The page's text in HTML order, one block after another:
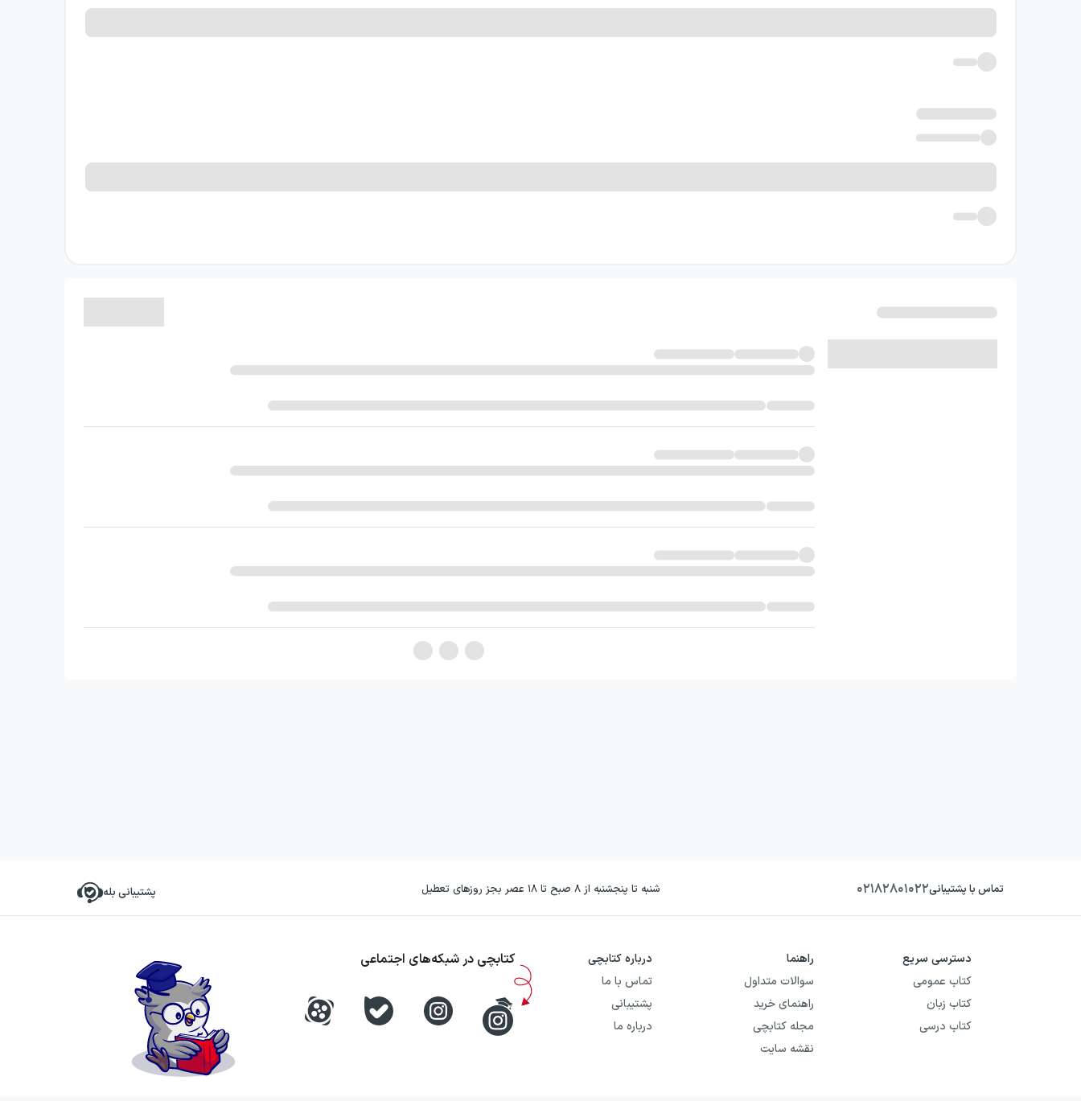
تماس با پشتیبانی۰۲۱۸۲۸۰۱۰۲۲ شنبه تا پنجشنبه از ۸ صبح تا ۱۸ عصر بجز روزهای تعطیل پشتیبانی بله
دسترسی سریع
کتاب عمومی
کتاب زبان
کتاب درسی
راهنما
سوالات متداول
راهنمای خرید
مجله کتابچی
نقشه سایت
درباره کتابچی
تماس با ما
پشتیبانی
درباره ما
کتابچی در شبکه‌های اجتماعی